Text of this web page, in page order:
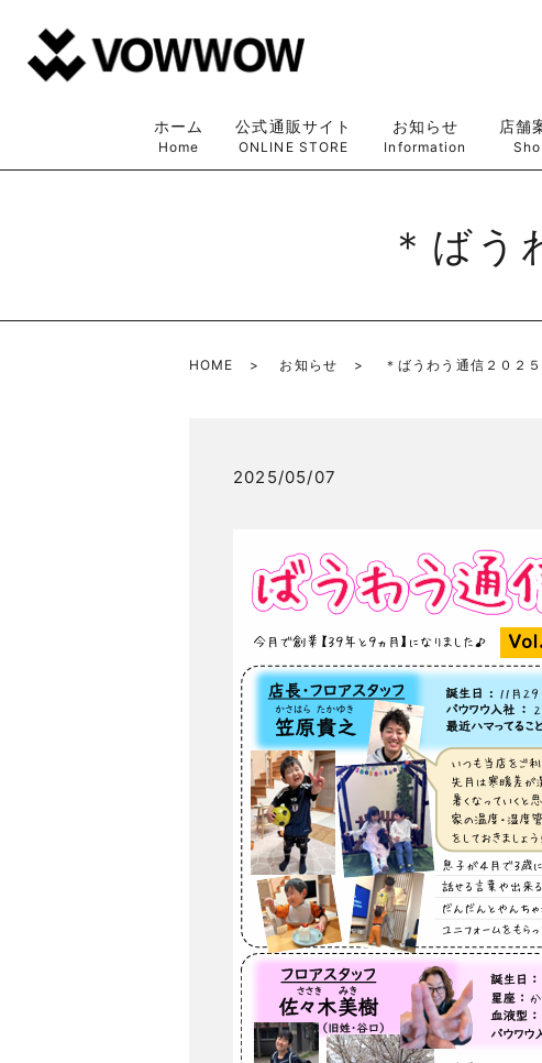
ホーム
Home
公式通販サイト
ONLINE STORE
お知らせ
Information
店舗
＊ばう
HOME お知らせ ＊ばうわう通信２０２
2025/05/07